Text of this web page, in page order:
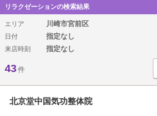
リラクゼーションの検索結果
エリア 川崎市宮前区
日付 指定なし
来店時刻 指定なし
43件
北京堂中国気功整体院